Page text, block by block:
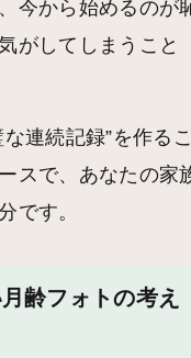
今から始めるのが
がしてしまうこと
連続記録”を作る
スで、あなたの家
です。
齢フォトの考え